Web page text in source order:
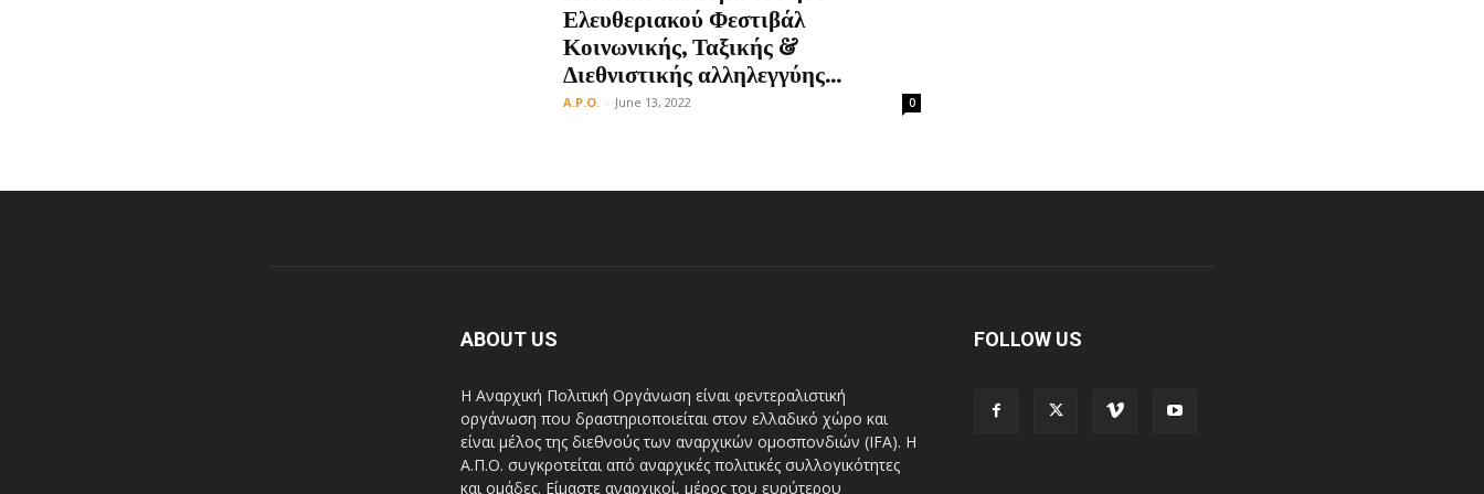
Ελευθεριακού Φεστιβάλ
Κοινωνικής, Ταξικής &
Διεθνιστικής αλληλεγγύης...
A.P.O. - June 13, 2022 0
ABOUT US
Η Αναρχική Πολιτική Οργάνωση είναι φεντεραλιστική
οργάνωση που δραστηριοποιείται στον ελλαδικό χώρο και
είναι μέλος της διεθνούς των αναρχικών ομοσπονδιών (IFA). H
A.Π.Ο. συγκροτείται από αναρχικές πολιτικές συλλογικότητες
και ομάδες. Είμαστε αναρχικοί, μέρος του ευρύτερου
FOLLOW US